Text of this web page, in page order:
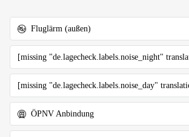
Fluglärm (außen)
[missing "de.lagecheck.labels.noise_night"
[missing "de.lagecheck.labels.noise_day"
ÖPNV Anbindung